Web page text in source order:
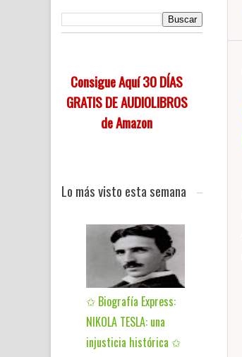
Consigue Aquí 30 DÍAS
GRATIS DE AUDIOLIBROS
de Amazon
Lo más visto esta semana
✩ Biografía Express:
NIKOLA TESLA: una
injusticia histórica ✩